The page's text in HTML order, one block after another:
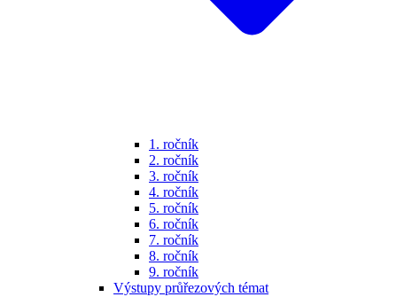
1. ročník
2. ročník
3. ročník
4. ročník
5. ročník
6. ročník
7. ročník
8. ročník
9. ročník
Výstupy průřezových témat